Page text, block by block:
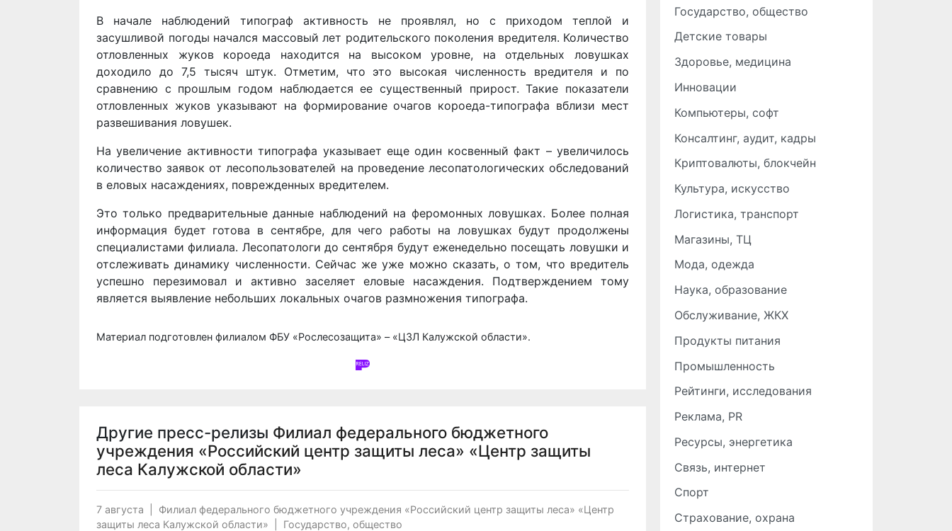
В начале наблюдений типограф активность не проявлял, но с приходом теплой и
засушливой погоды начался массовый лет родительского поколения вредителя. Количество
отловленных жуков короеда находится на высоком уровне, на отдельных ловушках
доходило до 7,5 тысяч штук. Отметим, что это высокая численность вредителя и по
сравнению с прошлым годом наблюдается ее существенный прирост. Такие показатели
отловленных жуков указывают на формирование очагов короеда-типографа вблизи мест
развешивания ловушек.
На увеличение активности типографа указывает еще один косвенный факт – увеличилось
количество заявок от лесопользователей на проведение лесопатологических обследований
в еловых насаждениях, поврежденных вредителем.
Это только предварительные данные наблюдений на феромонных ловушках. Более полная
информация будет готова в сентябре, для чего работы на ловушках будут продолжены
специалистами филиала. Лесопатологи до сентября будут еженедельно посещать ловушки и
отслеживать динамику численности. Сейчас же уже можно сказать, о том, что вредитель
успешно перезимовал и активно заселяет еловые насаждения. Подтверждением тому
является выявление небольших локальных очагов размножения типографа.
Материал подготовлен филиалом ФБУ «Рослесозащита» – «ЦЗЛ Калужской области».
Другие пресс-релизы Филиал федерального бюджетного
учреждения «Российский центр защиты леса» «Центр защиты
леса Калужской области»
7 августа
Филиал федерального бюджетного учреждения «Российский центр защиты леса» «Центр
защиты леса Калужской области»
Государство, общество
Государство, общество
Детские товары
Здоровье, медицина
Инновации
Компьютеры, софт
Консалтинг, аудит, кадры
Криптовалюты, блокчейн
Культура, искусство
Логистика, транспорт
Магазины, ТЦ
Мода, одежда
Наука, образование
Обслуживание, ЖКХ
Продукты питания
Промышленность
Рейтинги, исследования
Реклама, PR
Ресурсы, энергетика
Связь, интернет
Спорт
Страхование, охрана